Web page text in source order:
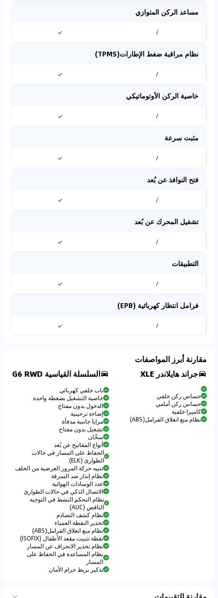
مساعد الركن المتوازي
/
✓
نظام مراقبة ضغط الإطارات(TPMS)
/
✓
خاصية الركن الأوتوماتيكي
/
✓
مثبت سرعة
/
✓
فتح النوافذ عن بُعد
/
✓
تشغيل المحرك عن بُعد
/
✓
التطبيقات
/
✓
فرامل انتظار كهربائية (EPB)
/
✓
مقارنة أبرز المواصفات
جراند هايلاندر XLE
حساس ركن خلفي
حساس ركن أمامي
كاميرا خلفية
نظام منع انغلاق الفرامل(ABS)
السلسلة القياسية G6 RWD
باب خلفي كهربائي
خاصية التشغيل بضغطة واحدة
الدخول بدون مفتاح
إضاءة ترحيبية
مرايا جانبية مدفأة
تشغيل بدون مفتاح
سخّان
أنواع المفاتيح عن بُعد
الحفاظ على المسار في حالات
الطوارئ (ELK)
تنبيه حركة المرور العرضية من الخلف
نظام إنذار ضد السرقة
عدد الوسادات الهوائية
الاتصال الذكي في حالات الطوارئ
نظام التحكم النشط في التوجيه
الناقص (AUC)
نظام كشف التصادم
تحذير النقطة العمياء
نظام منع انغلاق الفرامل(ABS)
نقطة تثبيت مقعد الأطفال (ISOFIX)
نظام تحذير الانحراف عن المسار
نظام المساعدة في الحفاظ على
المسار
تذكير بربط حزام الأمان